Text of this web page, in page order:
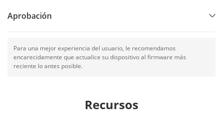
Aprobación
Para una mejor experiencia del usuario, le recomendamos
encarecidamente que actualice su dispositivo al firmware más
reciente lo antes posible.
Recursos